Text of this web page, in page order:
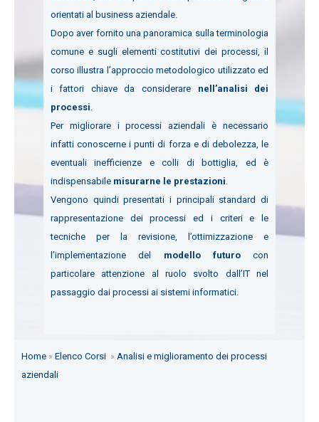
orientati al business aziendale.
Dopo aver fornito una panoramica sulla terminologia
comune e sugli elementi costitutivi dei processi, il
corso illustra l’approccio metodologico utilizzato ed
i fattori chiave da considerare nell’analisi dei
processi.
Per migliorare i processi aziendali è necessario
infatti conoscerne i punti di forza e di debolezza, le
eventuali inefficienze e colli di bottiglia, ed è
indispensabile misurarne le prestazioni.
Vengono quindi presentati i principali standard di
rappresentazione dei processi ed i criteri e le
tecniche per la revisione, l’ottimizzazione e
l’implementazione del modello futurocon
particolare attenzione al ruolo svolto dall’IT nel
passaggio dai processi ai sistemi informatici.
Home » Elenco Corsi » Analisi e miglioramento dei processi
aziendali